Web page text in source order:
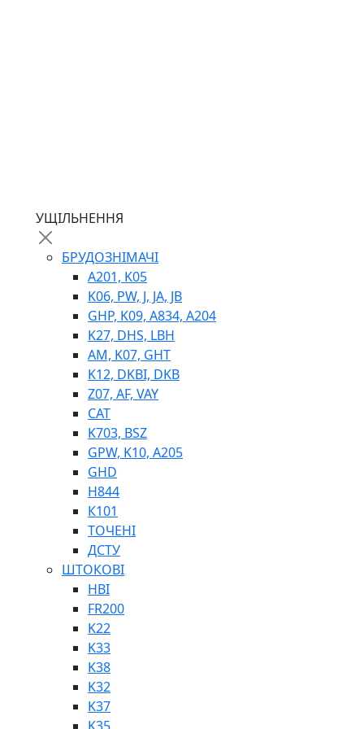
ЛЕБІДКИ
ВТУЛКИ
BIMETAL
Е90, E92
SINT, E60
ПНЕВМАТИКА
ФІТИНГИ
УЩІЛЬНЕННЯ
БРУДОЗНІМАЧІ
A201, K05
K06, PW, J, JA, JB
GHP, K09, A834, A204
K27, DHS, LBH
AM, K07, GHT
K12, DKBI, DKB
Z07, AF, VAY
CAT
K703, BSZ
GPW, K10, A205
GHD
H844
К101
ТОЧЕНІ
ДСТУ
ШТОКОВІ
HBI
FR200
K22
K33
K38
K32
K37